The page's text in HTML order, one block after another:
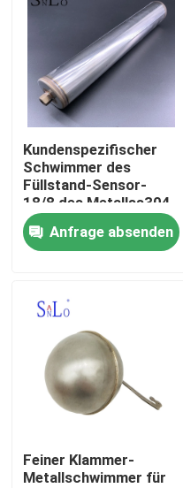
Über uns
Fabrik-Ausflug
Qualitätskontrolle
Treten Sie mit uns in
Fordern Sie ein Zitat
Company News
Stahlschwimmer
Kundenspezifischer
Schwimmer des
Füllstand-Sensor-
18/8 des Metallss304
Anfrage absenden
Feiner Klammer-
Metallschwimmer für